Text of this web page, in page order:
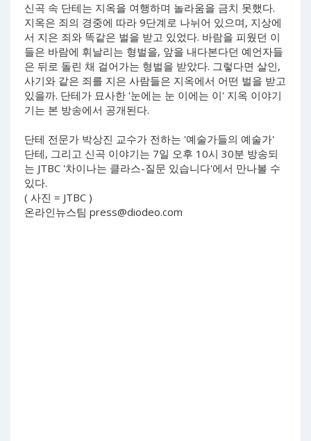
신곡 속 단테는 지옥을 여행하며 놀라움을 금치 못했다.
지옥은 죄의 경중에 따라 9단계로 나뉘어 있으며, 지상에
서 지은 죄와 똑같은 벌을 받고 있었다. 바람을 피웠던 이
들은 바람에 휘날리는 형벌을, 앞을 내다본다던 예언자들
은 뒤로 돌린 채 걸어가는 형벌을 받았다. 그렇다면 살인,
사기와 같은 죄를 지은 사람들은 지옥에서 어떤 벌을 받고
있을까. 단테가 묘사한 '눈에는 눈 이에는 이' 지옥 이야기
기는 본 방송에서 공개된다.
단테 전문가 박상진 교수가 전하는 '예술가들의 예술가'
단테, 그리고 신곡 이야기는 7일 오후 10시 30분 방송되
는 JTBC '차이나는 클라스-질문 있습니다'에서 만나볼 수
있다.
( 사진 = JTBC )
온라인뉴스팀 press@diodeo.com